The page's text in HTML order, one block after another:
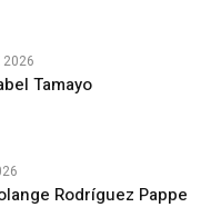
2026
Tamayo
Rodríguez Pappe